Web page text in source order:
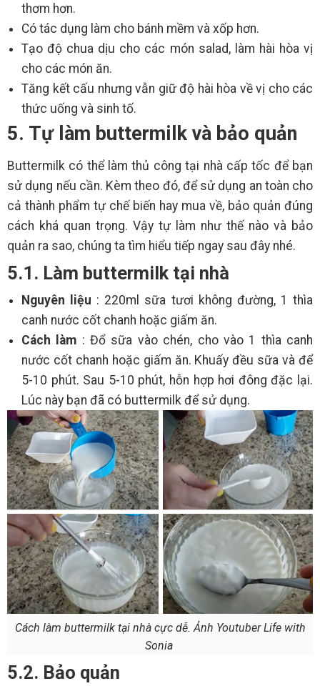
thơm hơn.
Có tác dụng làm cho bánh mềm và xốp hơn.
Tạo độ chua dịu cho các món salad, làm hài hòa vị
cho các món ăn.
Tăng kết cấu nhưng vẫn giữ độ hài hòa về vị cho các
thức uống và sinh tố.
5. Tự làm buttermilk và bảo quản
Buttermilk có thể làm thủ công tại nhà cấp tốc để bạn
sử dụng nếu cần. Kèm theo đó, để sử dụng an toàn cho
cả thành phẩm tự chế biến hay mua về, bảo quản đúng
cách khá quan trọng. Vậy tự làm như thế nào và bảo
quản ra sao, chúng ta tìm hiểu tiếp ngay sau đây nhé.
5.1. Làm buttermilk tại nhà
Nguyên liệu : 220ml sữa tươi không đường, 1 thìa
canh nước cốt chanh hoặc giấm ăn.
Cách làm : Đổ sữa vào chén, cho vào 1 thìa canh
nước cốt chanh hoặc giấm ăn. Khuấy đều sữa và để
5-10 phút. Sau 5-10 phút, hỗn hợp hơi đông đặc lại.
Lúc này bạn đã có buttermilk để sử dụng.
Cách làm buttermilk tại nhà cực dễ. Ảnh Youtuber Life with
Sonia
5.2. Bảo quản